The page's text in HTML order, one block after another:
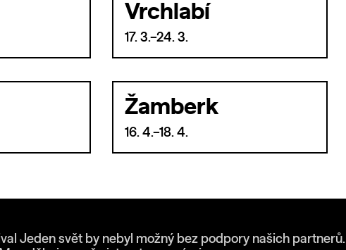
Vrchlabí
17. 3.–24. 3.
Žamberk
16. 4.–18. 4.
Jeden svět by nebyl možný bez podpory našich partnerů.